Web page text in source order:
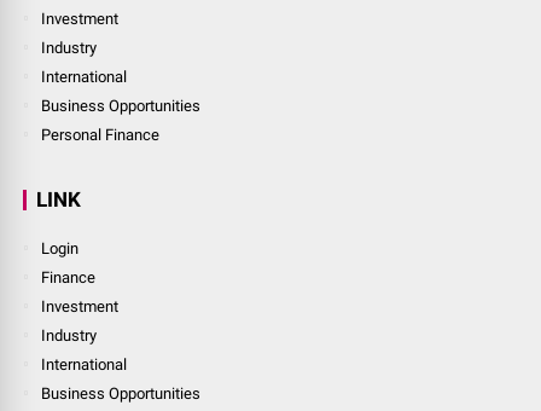
Investment
Industry
International
Business Opportunities
Personal Finance
LINK
Login
Finance
Investment
Industry
International
Business Opportunities